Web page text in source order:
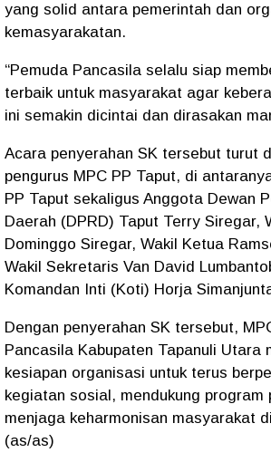
yang solid antara pemerintah dan
kemasyarakatan.
“Pemuda Pancasila selalu siap
terbaik untuk masyarakat agar
ini semakin dicintai dan dirasakan
Acara penyerahan SK tersebut turut
pengurus MPC PP Taput, di
PP Taput sekaligus Anggota Dewan
Daerah (DPRD) Taput Terry Siregar,
Dominggo Siregar, Wakil Ketua
Wakil Sekretaris Van David
Komandan Inti (Koti) Horja
Dengan penyerahan SK tersebut,
Pancasila Kabupaten Tapanuli Utara
kesiapan organisasi untuk terus
kegiatan sosial, mendukung program
menjaga keharmonisan masyarakat
(as/as)